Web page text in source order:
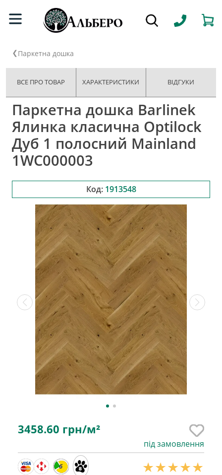
Паркетна дошка
ВСЕ ПРО ТОВАР ХАРАКТЕРИСТИКИ ВІДГУКИ
Паркетна дошка Barlinek
Ялинка класична Optilock
Дуб 1 полосний Mainland
1WC000003
Код: 1913548
3458.60 грн/м²
під замовлення
6